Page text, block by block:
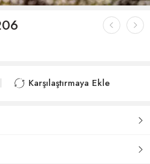
Karşılaştırmaya Ekle